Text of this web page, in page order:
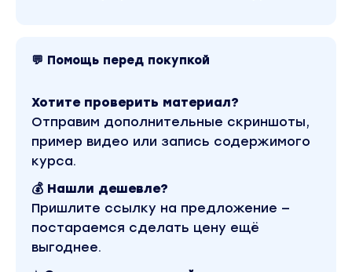
💬 Помощь перед покупкой
Хотите проверить материал?
Отправим дополнительные скриншоты,
пример видео или запись содержимого
курса.
💰 Нашли дешевле?
Пришлите ссылку на предложение —
постараемся сделать цену ещё
выгоднее.